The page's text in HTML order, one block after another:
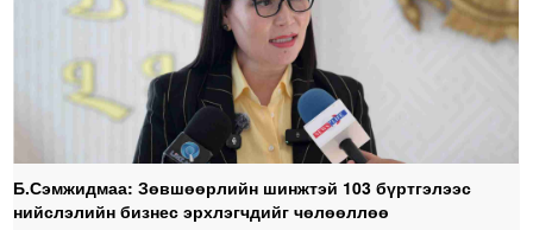
Б.Сэмжидмаа: Зөвшөөрлийн шинжтэй 103 бүртгэлээс
нийслэлийн бизнес эрхлэгчдийг чөлөөллөө